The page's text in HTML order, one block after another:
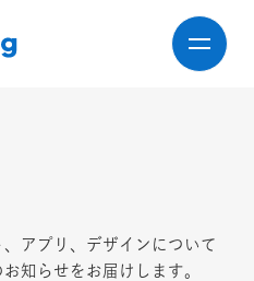
アプリ、デザインについて
知らせをお届けします。